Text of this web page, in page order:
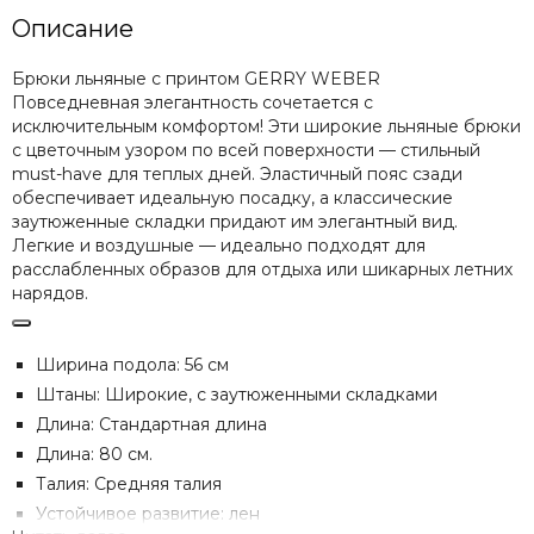
Описание
Брюки льняные с принтом GERRY WEBER
Повседневная элегантность сочетается с
исключительным комфортом! Эти широкие льняные брюки
с цветочным узором по всей поверхности — стильный
must-have для теплых дней. Эластичный пояс сзади
обеспечивает идеальную посадку, а классические
заутюженные складки придают им элегантный вид.
Легкие и воздушные — идеально подходят для
расслабленных образов для отдыха или шикарных летних
нарядов.
Ширина подола: 56 см
Штаны: Широкие, с заутюженными складками
Длина: Стандартная длина
Длина: 80 см.
Талия: Средняя талия
Устойчивое развитие: лен